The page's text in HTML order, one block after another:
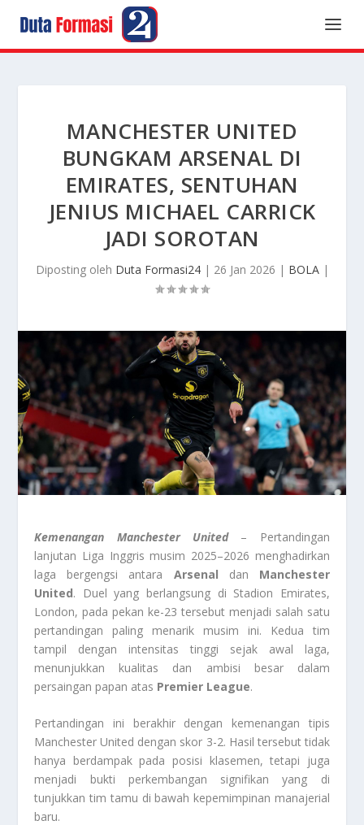
MANCHESTER UNITED
BUNGKAM ARSENAL DI
EMIRATES, SENTUHAN
JENIUS MICHAEL CARRICK
JADI SOROTAN
Diposting oleh Duta Formasi24| 26 Jan 2026 | BOLA|
Kemenangan Manchester United– Pertandingan
lanjutan Liga Inggris musim 2025–2026 menghadirkan
laga bergengsi antara Arsenal dan Manchester
United. Duel yang berlangsung di Stadion Emirates,
London, pada pekan ke-23 tersebut menjadi salah satu
pertandingan paling menarik musim ini. Kedua tim
tampil dengan intensitas tinggi sejak awal laga,
menunjukkan kualitas dan ambisi besar dalam
persaingan papan atas Premier League.
Pertandingan ini berakhir dengan kemenangan tipis
Manchester United dengan skor 3-2. Hasil tersebut tidak
hanya berdampak pada posisi klasemen, tetapi juga
menjadi bukti perkembangan signifikan yang di
tunjukkan tim tamu di bawah kepemimpinan manajerial
baru.